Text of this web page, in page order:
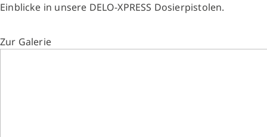
Einblicke in unsere DELO-XPRESS Dosierpistolen.
Zur Galerie